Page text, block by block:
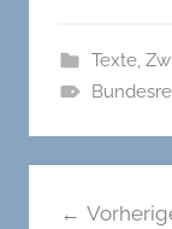
Texte,